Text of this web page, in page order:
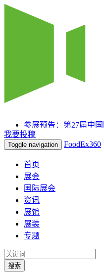
参展预告：第27届中
参展预告：SIAL 西雅
参展预告：
会
我要投稿
Toggle navigation FoodEx360
首页
展会
国际展会
资讯
展馆
展装
专题
搜索